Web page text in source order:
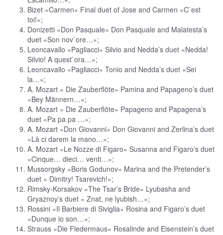
Bizet «Carmen» Final duet of Jose and Carmen «C`est
toi!»;
Donizetti «Don Pasquale» Don Pasquale and Malatesta’s
duet «Son nov`ore…»;
Leoncavallo «Pagliacci» Silvio and Nedda’s duet «Nedda!
Silvio! A quest`ora…»;
Leoncavallo «Pagliacci» Tonio and Nedda’s duet «Sei
la…»;
A. Mozart « Die Zauberflöte» Pamina and Papageno’s duet
«Bey Männern…»;
A. Mozart « Die Zauberflöte» Papageno and Papagena’s
duet «Pa pa pa …»;
A. Mozart «Don Giovanni» Don Giovanni and Zerlina’s duet
«Là ci darem la mano…»;
A. Mozart «Le Nozze di Figaro» Susanna and Figaro’s duet
«Cinque… dieci… venti…»;
Mussorgsky «Boris Godunov» Marina and the Pretender’s
duet « Dimitry! Tsarevich!»;
Rimsky-Korsakov «The Tsar’s Bride» Lyubasha and
Gryaznoy’s duet « Znat, ne lyubish…»;
Rossini «Il Barbiere di Siviglia» Rosina and Figaro’s duet
«Dunque io son…»;
Strauss «Die Fledermaus» Rosalinde and Eisenstein’s duet